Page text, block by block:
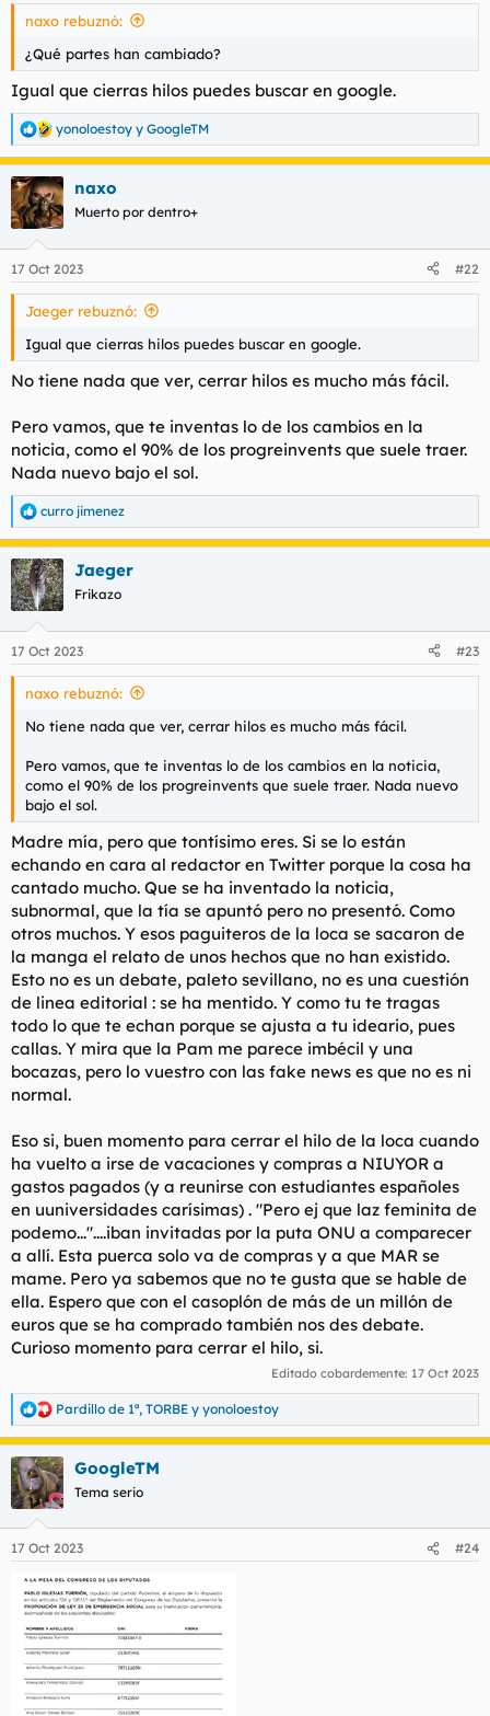
naxo rebuznó:
¿Qué partes han cambiado?
Igual que cierras hilos puedes buscar en google.
R
e
a
c
c
i
e
s
yonoloestoy y GoogleTM
naxo
Muerto por dentro+
17 Oct 2023 #22
Jaeger rebuznó:
Igual que cierras hilos puedes buscar en google.
No tiene nada que ver, cerrar hilos es mucho más fácil.
Pero vamos, que te inventas lo de los cambios en la
noticia, como el 90% de los progreinvents que suele traer.
Nada nuevo bajo el sol.
R
e
a
c
c
i
e
s
curro jimenez
Jaeger
Frikazo
17 Oct 2023 #23
naxo rebuznó:
No tiene nada que ver, cerrar hilos es mucho más fácil.
Pero vamos, que te inventas lo de los cambios en la noticia,
como el 90% de los progreinvents que suele traer. Nada nuevo
bajo el sol.
Madre mía, pero que tontísimo eres. Si se lo están
echando en cara al redactor en Twitter porque la cosa ha
cantado mucho. Que se ha inventado la noticia,
subnormal, que la tía se apuntó pero no presentó. Como
otros muchos. Y esos paguiteros de la loca se sacaron de
la manga el relato de unos hechos que no han existido.
Esto no es un debate, paleto sevillano, no es una cuestión
de linea editorial : se ha mentido. Y como tu te tragas
todo lo que te echan porque se ajusta a tu ideario, pues
callas. Y mira que la Pam me parece imbécil y una
bocazas, pero lo vuestro con las fake news es que no es ni
normal.
Eso si, buen momento para cerrar el hilo de la loca cuando
ha vuelto a irse de vacaciones y compras a NIUYOR a
gastos pagados (y a reunirse con estudiantes españoles
en uuniversidades carísimas) . "Pero ej que laz feminita de
podemo..."....iban invitadas por la puta ONU a comparecer
a allí. Esta puerca solo va de compras y a que MAR se
mame. Pero ya sabemos que no te gusta que se hable de
ella. Espero que con el casoplón de más de un millón de
euros que se ha comprado también nos des debate.
Curioso momento para cerrar el hilo, si.
Editado cobardemente: 17 Oct 2023
R
e
a
c
c
i
e
Pardillo de 1ª, TORBE y yonoloestoy
GoogleTM
Tema serio
17 Oct 2023 #24